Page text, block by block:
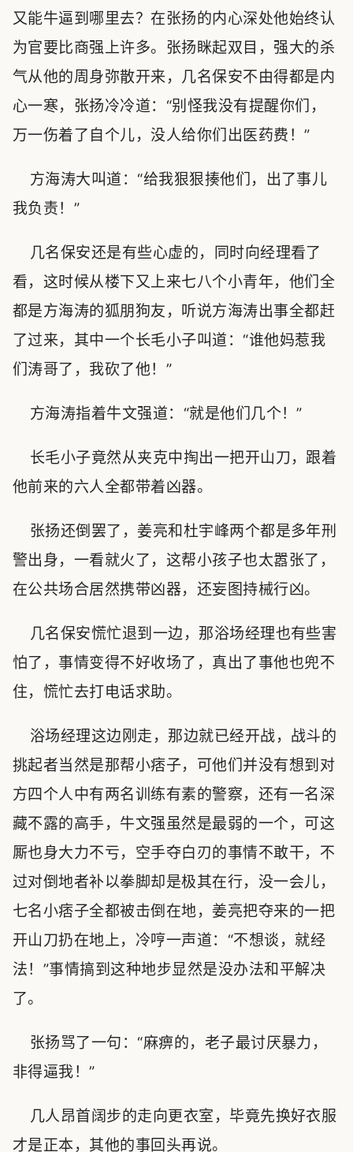
又能牛逼到哪里去？在张扬的内心深处他始终认
为官要比商强上许多。张扬眯起双目，强大的杀
气从他的周身弥散开来，几名保安不由得都是内
心一寒，张扬冷冷道：“别怪我没有提醒你们，
万一伤着了自个儿，没人给你们出医药费！”
方海涛大叫道：“给我狠狠揍他们，出了事儿
我负责！”
几名保安还是有些心虚的，同时向经理看了
看，这时候从楼下又上来七八个小青年，他们全
都是方海涛的狐朋狗友，听说方海涛出事全都赶
了过来，其中一个长毛小子叫道：“谁他妈惹我
们涛哥了，我砍了他！”
方海涛指着牛文强道：“就是他们几个！”
长毛小子竟然从夹克中掏出一把开山刀，跟着
他前来的六人全都带着凶器。
张扬还倒罢了，姜亮和杜宇峰两个都是多年刑
警出身，一看就火了，这帮小孩子也太嚣张了，
在公共场合居然携带凶器，还妄图持械行凶。
几名保安慌忙退到一边，那浴场经理也有些害
怕了，事情变得不好收场了，真出了事他也兜不
住，慌忙去打电话求助。
浴场经理这边刚走，那边就已经开战，战斗的
挑起者当然是那帮小痞子，可他们并没有想到对
方四个人中有两名训练有素的警察，还有一名深
藏不露的高手，牛文强虽然是最弱的一个，可这
厮也身大力不亏，空手夺白刃的事情不敢干，不
过对倒地者补以拳脚却是极其在行，没一会儿，
七名小痞子全都被击倒在地，姜亮把夺来的一把
开山刀扔在地上，冷哼一声道：“不想谈，就经
法！”事情搞到这种地步显然是没办法和平解决
了。
张扬骂了一句：“麻痹的，老子最讨厌暴力，
非得逼我！”
几人昂首阔步的走向更衣室，毕竟先换好衣服
才是正本，其他的事回头再说。